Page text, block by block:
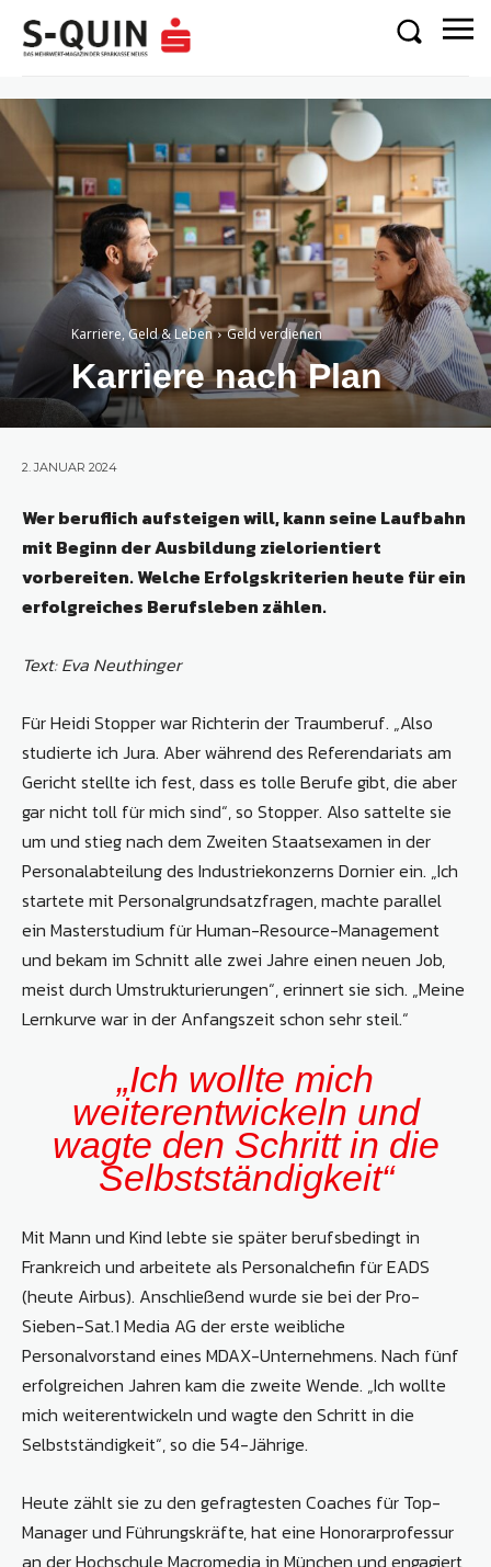
Karriere, Geld & Leben Geld verdienen
Karriere nach Plan
2. JANUAR 2024
Wer beruflich aufsteigen will, kann seine Laufbahn
mit Beginn der Ausbildung zielorientiert
vorbereiten. Welche Erfolgskriterien heute für ein
erfolgreiches Berufsleben zählen.
Text: Eva Neuthinger
Für Heidi Stopper war Richterin der Traumberuf. „Also
studierte ich Jura. Aber während des Referendariats am
Gericht stellte ich fest, dass es tolle Berufe gibt, die aber
gar nicht toll für mich sind“, so Stopper. Also sattelte sie
um und stieg nach dem Zweiten Staatsexamen in der
Personalabteilung des Industriekonzerns Dornier ein. „Ich
startete mit Personalgrundsatzfragen, machte parallel
ein Masterstudium für Human-Resource-Management
und bekam im Schnitt alle zwei Jahre einen neuen Job,
meist durch Umstrukturierungen“, erinnert sie sich. „Meine
Lernkurve war in der Anfangszeit schon sehr steil.“
„Ich wollte mich
weiterentwickeln und
wagte den Schritt in die
Selbstständigkeit“
Mit Mann und Kind lebte sie später berufsbedingt in
Frankreich und arbeitete als Personalchefin für EADS
(heute Airbus). Anschließend wurde sie bei der Pro-
Sieben-Sat.1 Media AG der erste weibliche
Personalvorstand eines MDAX-Unternehmens. Nach fünf
erfolgreichen Jahren kam die zweite Wende. „Ich wollte
mich weiterentwickeln und wagte den Schritt in die
Selbstständigkeit“, so die 54-Jährige.
Heute zählt sie zu den gefragtesten Coaches für Top-
Manager und Führungskräfte, hat eine Honorarprofessur